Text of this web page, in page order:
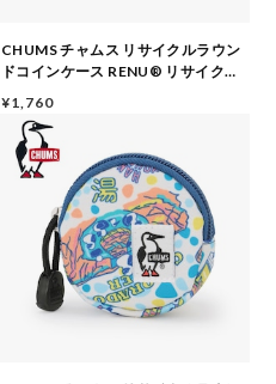
CHUMS チャムス リサイクルラウン
ドコインケース RENU® リサイクル
ートキーケース CH60-3573 NAVY
¥1,760